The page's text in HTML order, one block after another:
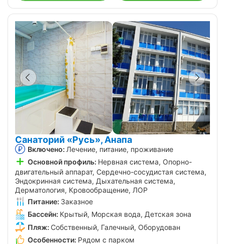
Санаторий «Русь», Анапа
Включено: Лечение, питание, проживание
Основной профиль: Нервная система, Опорно-
двигательный аппарат, Сердечно-сосудистая система,
Эндокринная система, Дыхательная система,
Дерматология, Кровообращение, ЛОР
Питание: Заказное
Бассейн: Крытый, Морская вода, Детская зона
Пляж: Собственный, Галечный, Оборудован
Особенности: Рядом с парком